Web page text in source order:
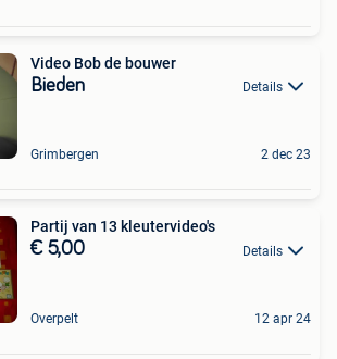
Video Bob de bouwer
Bieden Details
Grimbergen 2 dec 23
Partij van 13 kleutervideo's
€ 5,00 Details
Overpelt 12 apr 24